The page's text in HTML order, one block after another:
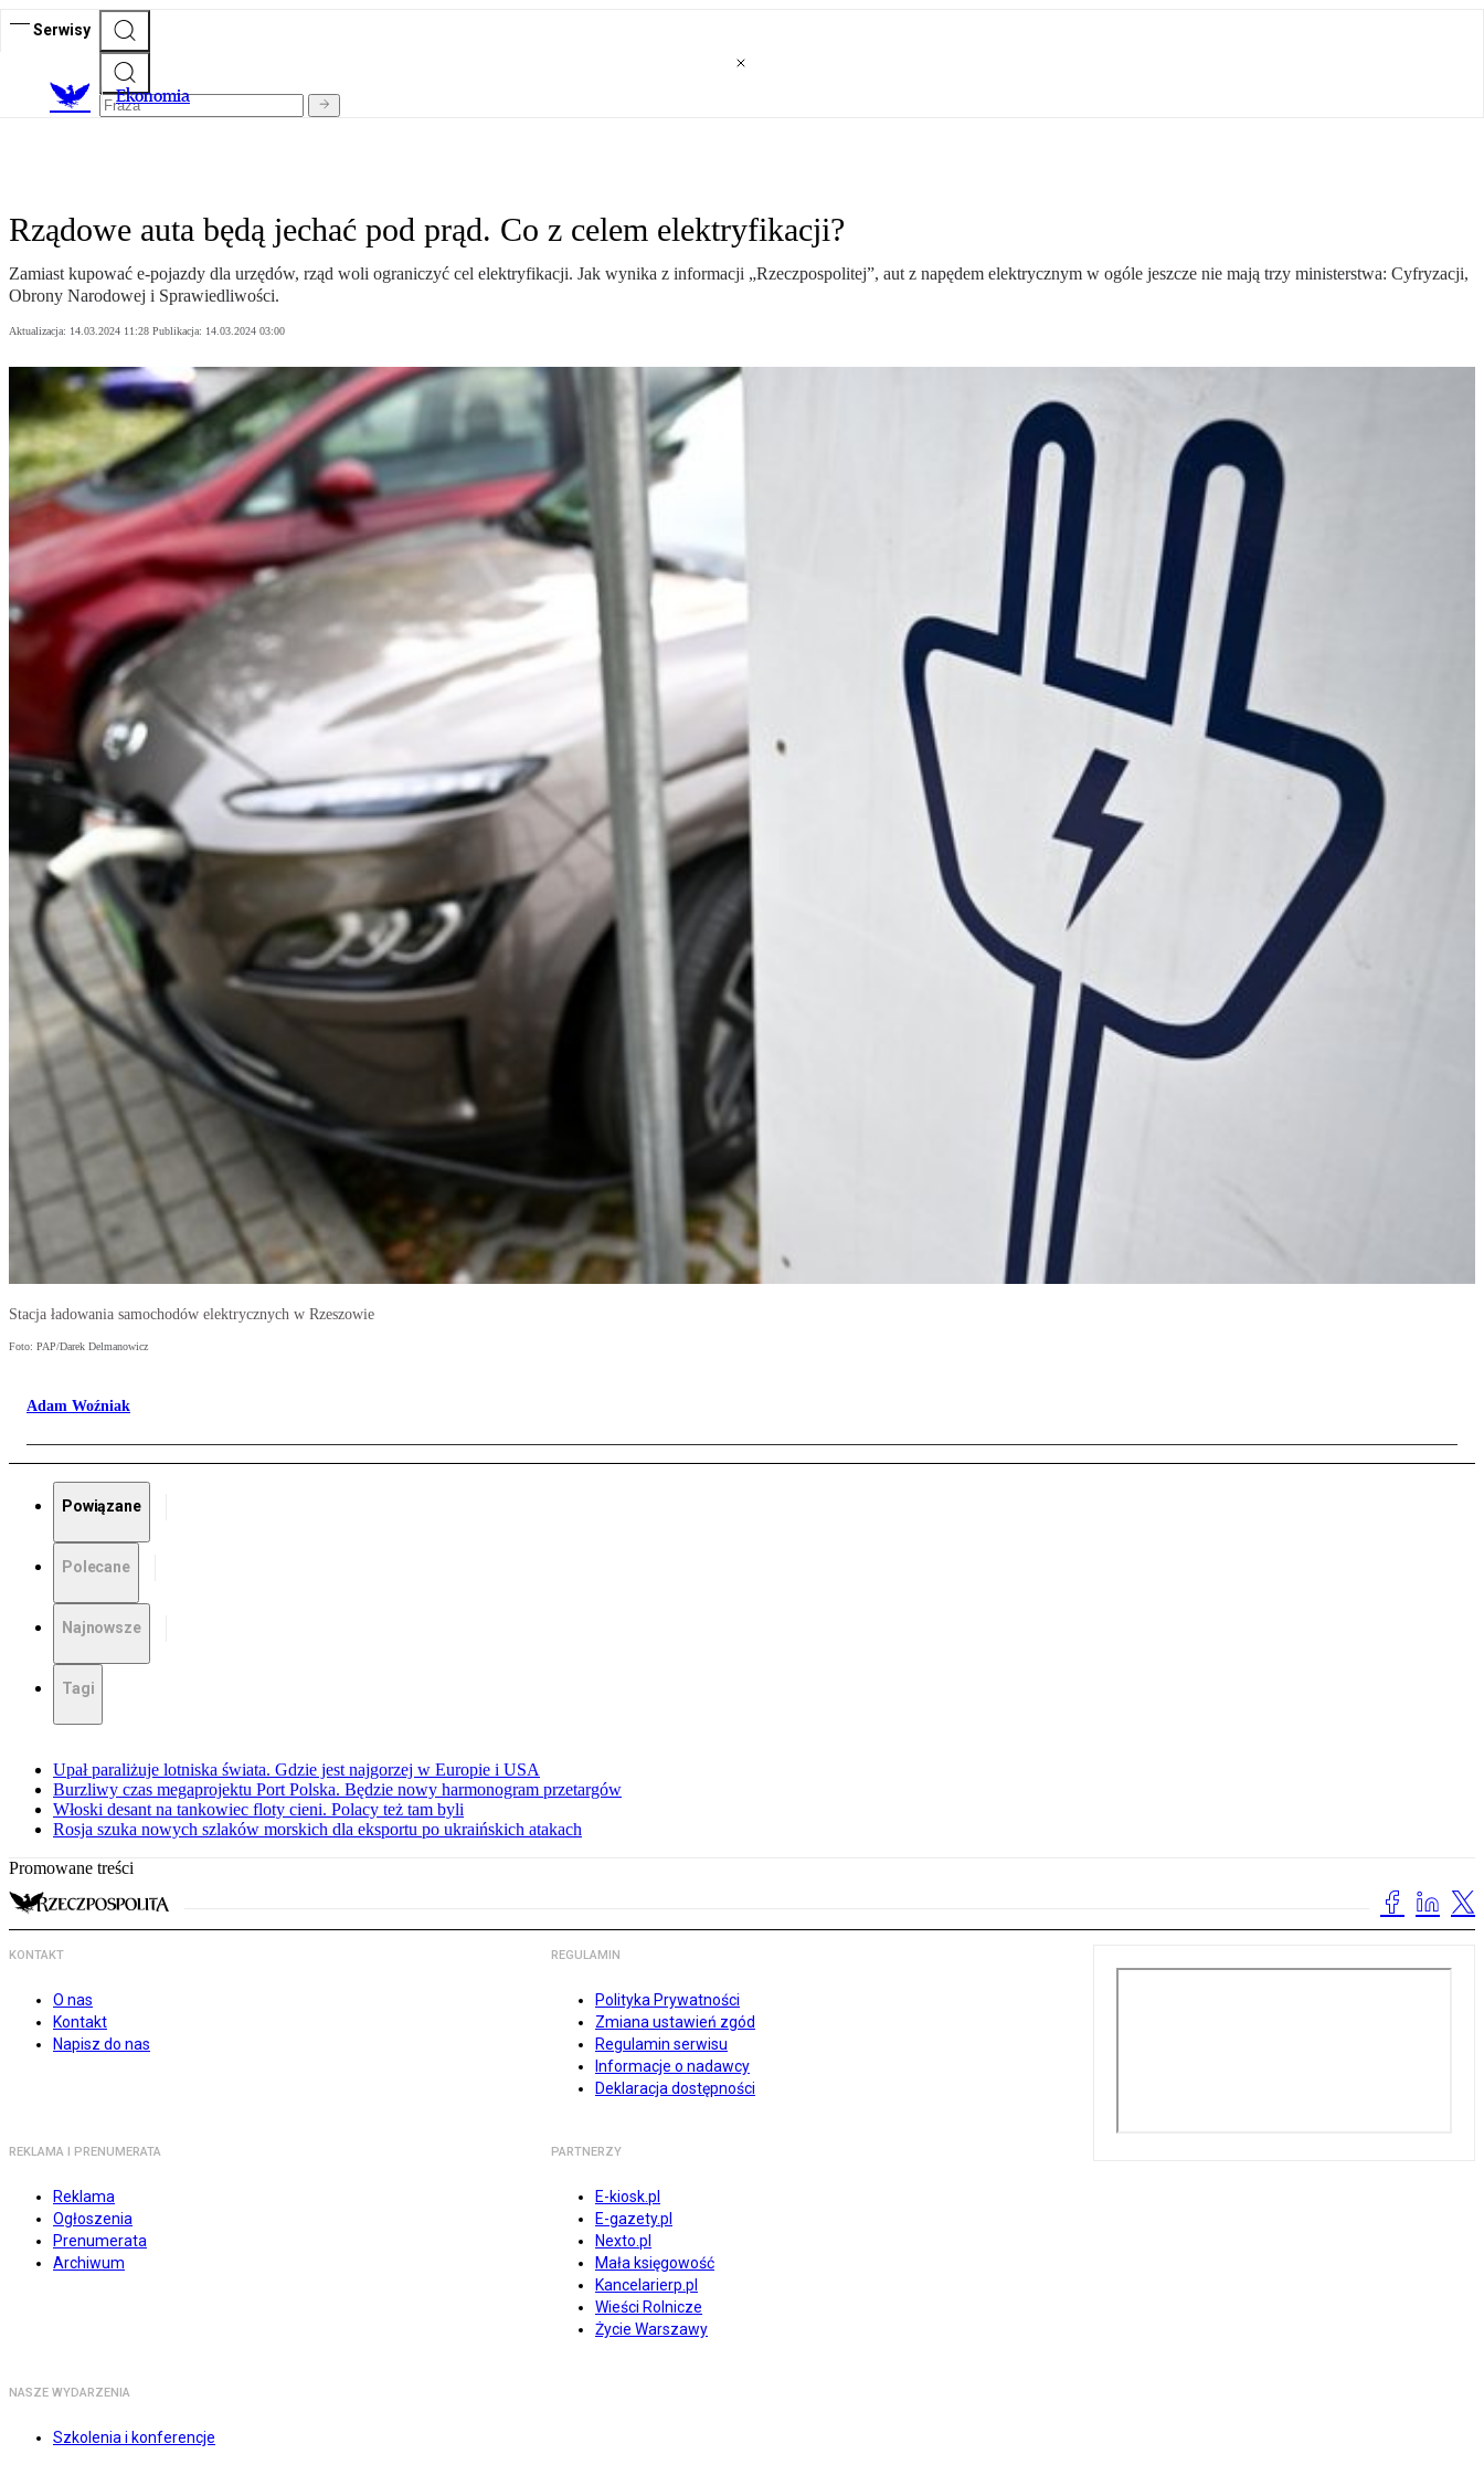
Serwisy
Ekonomia
Rządowe auta będą jechać pod prąd. Co z celem elektryfikacji?
Zamiast kupować e-pojazdy dla urzędów, rząd woli ograniczyć cel elektryfikacji. Jak wynika z informacji „Rzeczpospolitej”, aut z napędem elektrycznym w ogóle jeszcze nie mają trzy ministerstwa: Cyfryzacji,
Obrony Narodowej i Sprawiedliwości.
Aktualizacja: 14.03.2024 11:28 Publikacja: 14.03.2024 03:00
Stacja ładowania samochodów elektrycznych w Rzeszowie
Foto: PAP/Darek Delmanowicz
Adam Woźniak
Powiązane
Polecane
Najnowsze
Tagi
Upał paraliżuje lotniska świata. Gdzie jest najgorzej w Europie i USA
Burzliwy czas megaprojektu Port Polska. Będzie nowy harmonogram przetargów
Włoski desant na tankowiec floty cieni. Polacy też tam byli
Rosja szuka nowych szlaków morskich dla eksportu po ukraińskich atakach
Promowane treści
KONTAKT
O nas
Kontakt
Napisz do nas
REGULAMIN
Polityka Prywatności
Zmiana ustawień zgód
Regulamin serwisu
Informacje o nadawcy
Deklaracja dostępności
REKLAMA I PRENUMERATA
Reklama
Ogłoszenia
Prenumerata
Archiwum
PARTNERZY
E-kiosk.pl
E-gazety.pl
Nexto.pl
Mała księgowość
Kancelarierp.pl
Wieści Rolnicze
Życie Warszawy
NASZE WYDARZENIA
Szkolenia i konferencje